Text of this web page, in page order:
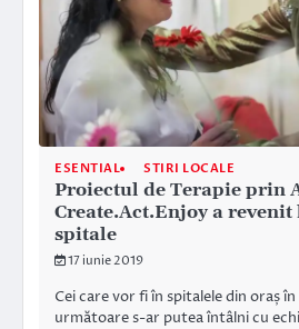
ESENTIAL STIRI LOCALE
Proiectul de Terapie prin
Create.Act.Enjoy a
spitale
17 iunie 2019
Cei care vor fi în spitalele din oraș
următoare s-ar putea întâlni cu